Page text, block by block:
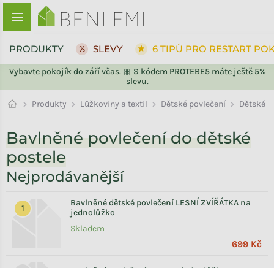
Přejít na obsah
Vybavte pokojík do září včas. 🎀 S kódem PROTEBE5 máte ještě 5%
slevu.
PRODUKTY SLEVY 6 TIPŮ PRO RESTART
Produkty Lůžkoviny a textil Dětské povlečení Dětské
Bavlněné povlečení do dětské
postele
Nejprodávanější
Bavlněné dětské povlečení LESNÍ ZVÍŘÁTKA na
jednolůžko
Skladem
699 Kč
ZPĚT DO OBCHODU